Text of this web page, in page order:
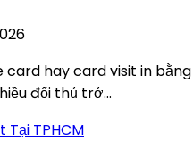
card hay card visit in
đối thủ trở...
Tại TPHCM